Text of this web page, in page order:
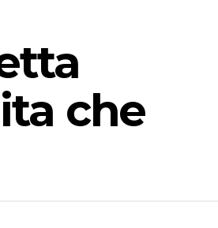
che